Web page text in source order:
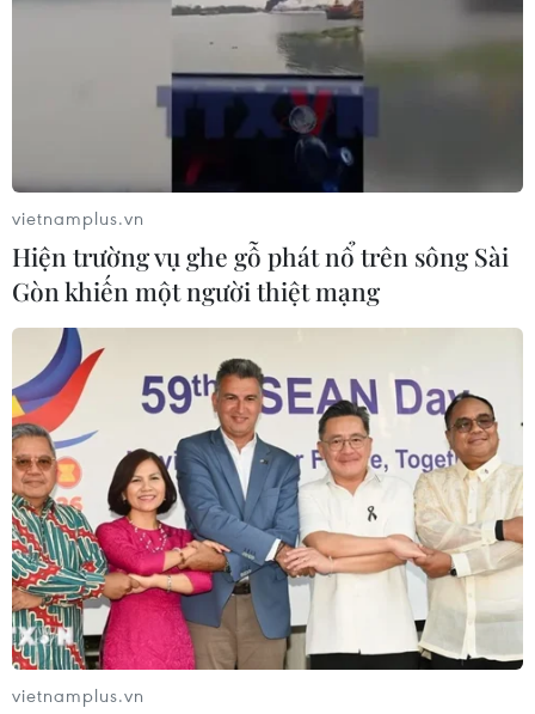
TIN CÙNG CHUYÊN MỤC
Xe điện Trung Quốc mở rộng
cuộc đua công nghệ ra Đông Nam Á
08/08/2026 03:00
Hãng BMW bắt đầu sản xuất hàng
loạt mẫu xe thuần điện “thế hệ mới”
07/08/2026 01:52
Các thương hiệu xe cao cấp của Đức
trong cuộc khủng hoảng lợi nhuận
vietnamplus.vn
Hiện trường vụ ghe gỗ phát nổ trên sông Sài
Gòn khiến một người thiệt mạng
vietnamplus.vn